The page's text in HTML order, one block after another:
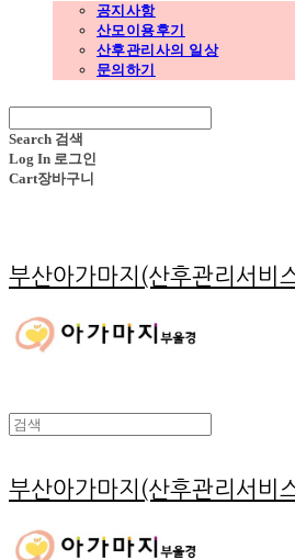
공지사항
산모이용후기
산후관리사의 일상
문의하기
Search 검색
Log In 로그인
Cart장바구니
부산아가마지(산후관리서비
부산아가마지(산후관리서비